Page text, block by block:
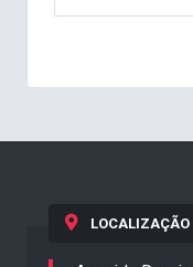
LOCALIZAÇÃO